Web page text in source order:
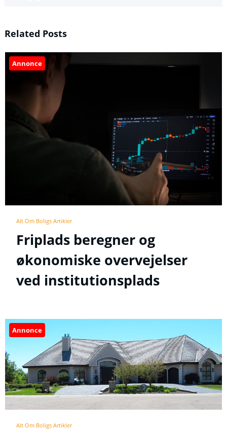
Related Posts
Annonce
Alt Om Boligs Artikler
Friplads beregner og
økonomiske overvejelser
ved institutionsplads
Annonce
Alt Om Boligs Artikler